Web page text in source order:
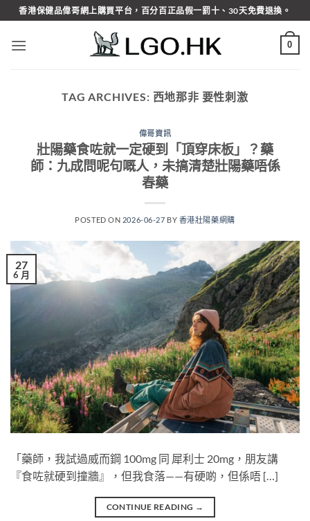
Skip
to
content
香港保健品偉哥網上購買平台，百分百正品假一罰十、30天免費退換。
0
TAG ARCHIVES: 西地那非 要性刺激
偉哥資訊
壯陽藥食咗就一定硬到「頂穿床板」？藥
師：九成問呢句嘅人，未搞清楚壯陽藥唔係
春藥
POSTED ON 2026-06-27 BY 香港壯陽藥網購
27
6 月
「藥師，我試過威而鋼 100mg​ 同 犀利士 20mg，朋友講
『食咗就硬到撞牆』，但我食落——有硬啲，但係唔 […]
CONTINUE READING →